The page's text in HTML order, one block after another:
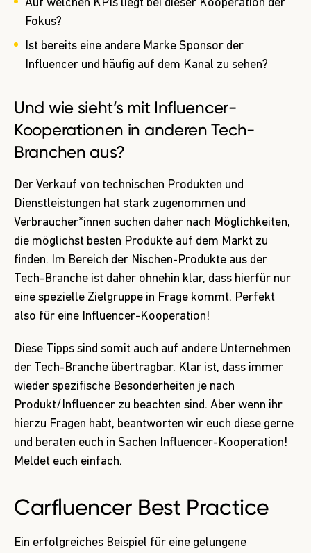
Auf welchen KPIs liegt bei dieser Kooperation der
Fokus?
Ist bereits eine andere Marke Sponsor der
Influencer und häufig auf dem Kanal zu sehen?
Und wie sieht’s mit Influencer-
Kooperationen in anderen Tech-
Branchen aus?
Der Verkauf von technischen Produkten und
Dienstleistungen hat stark zugenommen und
Verbraucher*innen suchen daher nach Möglichkeiten,
die möglichst besten Produkte auf dem Markt zu
finden. Im Bereich der Nischen-Produkte aus der
Tech-Branche ist daher ohnehin klar, dass hierfür nur
eine spezielle Zielgruppe in Frage kommt. Perfekt
also für eine Influencer-Kooperation!
Diese Tipps sind somit auch auf andere Unternehmen
der Tech-Branche übertragbar. Klar ist, dass immer
wieder spezifische Besonderheiten je nach
Produkt/Influencer zu beachten sind. Aber wenn ihr
hierzu Fragen habt, beantworten wir euch diese gerne
und beraten euch in Sachen Influencer-Kooperation!
Meldet euch einfach.
Carfluencer Best Practice
Ein erfolgreiches Beispiel für eine gelungene